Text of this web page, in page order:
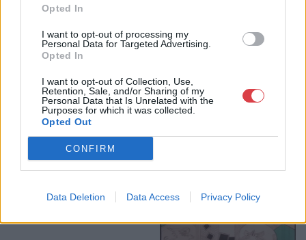
Opted In
I want to opt-out of processing my
Personal Data for Targeted Advertising.
Opted In
I want to opt-out of Collection, Use,
Retention, Sale, and/or Sharing of my
Personal Data that Is Unrelated with the
Purposes for which it was collected.
Opted Out
CONFIRM
Data Deletion Data Access Privacy Policy
vegyen a cég online aukcióin.
GALÉRIA TOVÁBBI MŰTÁRGYAI
KAPCSOLÓDÓ MŰTÁRGYAK